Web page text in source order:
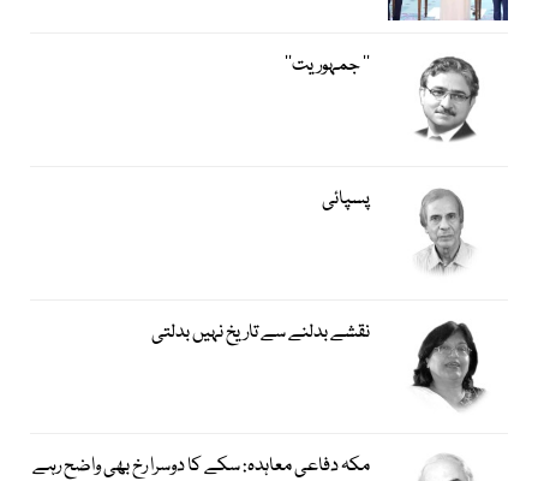
’’ جمہوریت‘‘
پسپائی
نقشے بدلنے سے تاریخ نہیں بدلتی
مکہ دفاعی معاہدہ: سکے کا دوسرا رخ بھی واضح رہے